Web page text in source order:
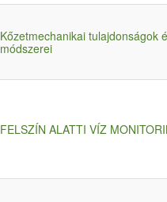
Kőzetmechanikai tulajdonságok
módszerei
FELSZÍN ALATTI VÍZ